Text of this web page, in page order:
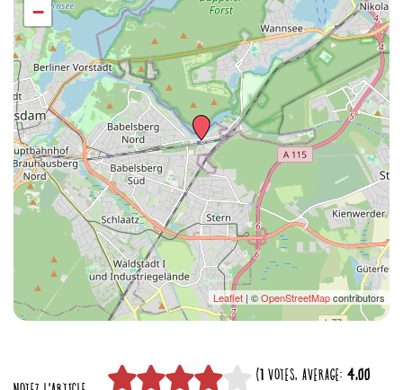
−
Leaflet | ©OpenStreetMapcontributors
(1VOTES, AVERAGE: 4,00